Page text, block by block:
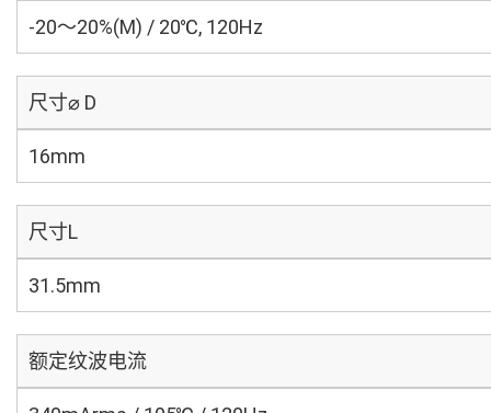
-20～20%(M) / 20℃, 120Hz
尺寸⌀ D
16mm
尺寸L
31.5mm
额定纹波电流